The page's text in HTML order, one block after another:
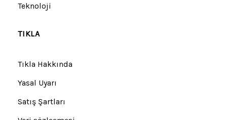
Teknoloji
TIKLA
Tıkla Hakkında
Yasal Uyarı
Satış Şartları